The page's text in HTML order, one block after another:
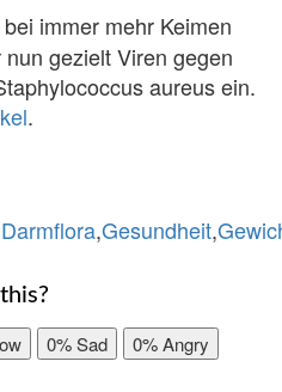
immer mehr Keimen
gezielt Viren gegen
aureus ein.
.
Darmflora,Gesundheit,
0%Sad 0%Angry